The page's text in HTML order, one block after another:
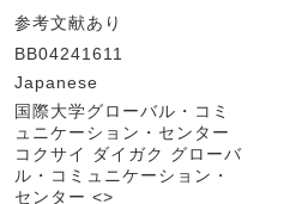
参考文献あり
BB04241611
Japanese
国際大学グローバル・コミ
ュニケーション・センター
コクサイ ダイガク グローバ
ル・コミュニケーション・
センター <>